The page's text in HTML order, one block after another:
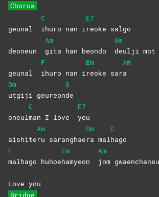
Chorus
geunal
C
ihuro nan i
E7
reoke salgo
deoneun
Am
gita han beondo
Gm
deulji mot
geunal
F
ihuro nan i
Em
reoke sar
Am
a
Dm
utgiji geureon
G
de
oneul
C
man I love
E7
you
aishite
Am
ru saranghae
Gm
ra mal
C
hago
F
malhago huhoe
Em
hamyeon
Am
jom
Love you
Bridge